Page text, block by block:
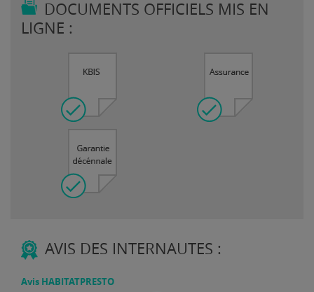
DOCUMENTS OFFICIELS MIS EN
LIGNE :
AVIS DES INTERNAUTES :
Avis HABITATPRESTO